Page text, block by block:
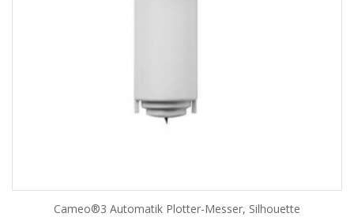
Cameo®3 Automatik Plotter-Messer, Silhouette